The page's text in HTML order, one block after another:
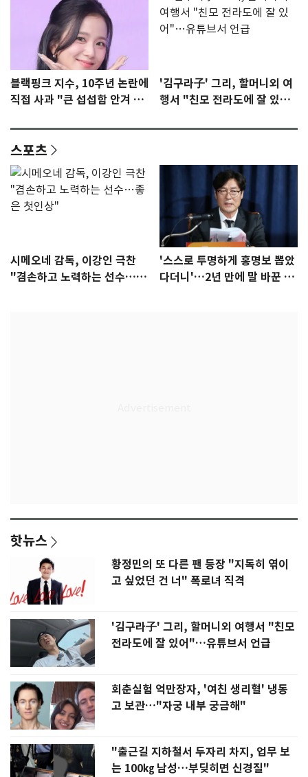
블랙핑크 지수, 10주년 논란에
직접 사과 "큰 섭섭함 안겨 미
'김구라子' 그리, 할머니외 여
행서 "친모 전라도에 잘 있
스포츠
시메오네 감독, 이강인 극찬
"겸손하고 노력하는 선수…좋
'스스로 투명하게 홍명보 뽑았
다더니'…2년 만에 말 바꾼 이
핫뉴스
황정민의 또 다른 팬 등장 "지독히 엮이
고 싶었던 건 너" 폭로녀 직격
'김구라子' 그리, 할머니외 여행서 "친모
전라도에 잘 있어"…유튜브서 언급
회춘실험 억만장자, '여친 생리혈' 냉동
고 보관…"자궁 내부 궁금해"
"출근길 지하철서 두자리 차지, 업무 보
는 100㎏ 남성…부딪히면 신경질"